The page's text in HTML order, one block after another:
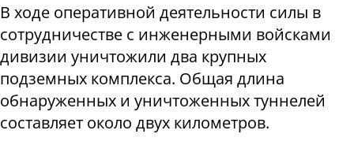
В ходе оперативной деятельности силы в
сотрудничестве с инженерными войсками
дивизии уничтожили два крупных
подземных комплекса. Общая длина
обнаруженных и уничтоженных туннелей
составляет около двух километров.